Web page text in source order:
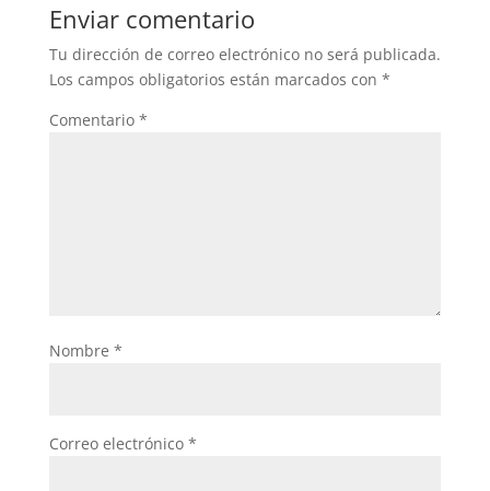
Enviar comentario
Tu dirección de correo electrónico no será publicada.
Los campos obligatorios están marcados con *
Comentario *
Nombre *
Correo electrónico *